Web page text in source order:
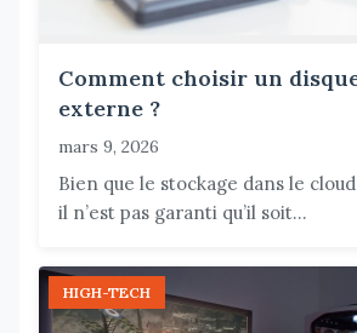
Comment choisir un
externe ?
mars 9, 2026
Bien que le stockage dans le
il n’est pas garanti qu’il soit...
HIGH-TECH